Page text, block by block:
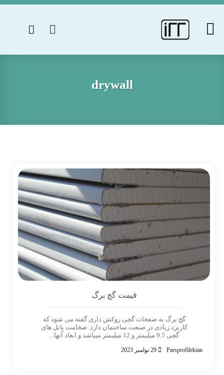
drywall
قیمت گچ برگ
گچ برگ به صفحات گچی روکش داری گفته می شود که
کاربرد زیادی در صنعت ساختمان دارد. ضخامت پانل های
گچی 9.5 میلیمتر و 12 میلیمتر میباشد و ابعاد آنها...
Parsprofilekian